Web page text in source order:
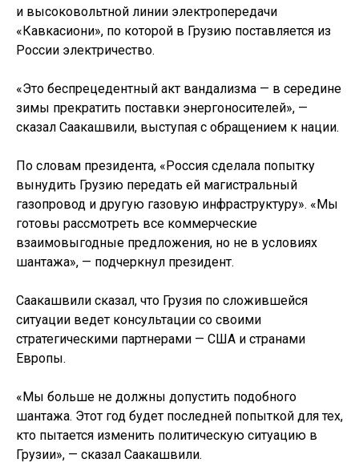
и высоковольтной линии электропередачи
«Кавкасиони», по которой в Грузию поставляется из
России электричество.
«Это беспрецедентный акт вандализма — в середине
зимы прекратить поставки энергоносителей», —
сказал Саакашвили, выступая с обращением к нации.
По словам президента, «Россия сделала попытку
вынудить Грузию передать ей магистральный
газопровод и другую газовую инфраструктуру». «Мы
готовы рассмотреть все коммерческие
взаимовыгодные предложения, но не в условиях
шантажа», — подчеркнул президент.
Саакашвили сказал, что Грузия по сложившейся
ситуации ведет консультации со своими
стратегическими партнерами — США и странами
Европы.
«Мы больше не должны допустить подобного
шантажа. Этот год будет последней попыткой для тех,
кто пытается изменить политическую ситуацию в
Грузии», — сказал Саакашвили.